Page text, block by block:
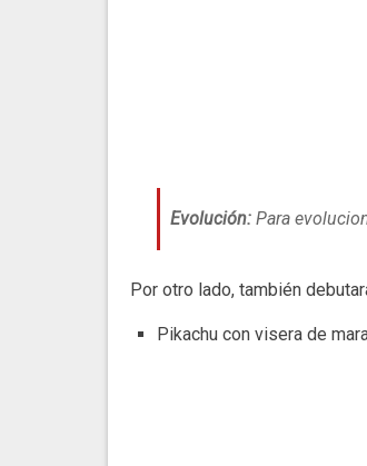
Evolución: Para
Por otro lado, también
Pikachu con visera de